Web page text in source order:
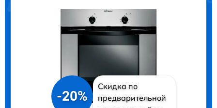
-20%
Скидка по
предварительной